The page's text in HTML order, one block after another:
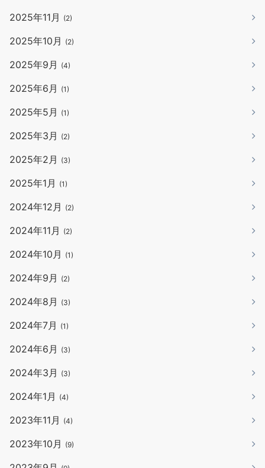
2025年11月 (2)
2025年10月 (2)
2025年9月 (4)
2025年6月 (1)
2025年5月 (1)
2025年3月 (2)
2025年2月 (3)
2025年1月 (1)
2024年12月 (2)
2024年11月 (2)
2024年10月 (1)
2024年9月 (2)
2024年8月 (3)
2024年7月 (1)
2024年6月 (3)
2024年3月 (3)
2024年1月 (4)
2023年11月 (4)
2023年10月 (9)